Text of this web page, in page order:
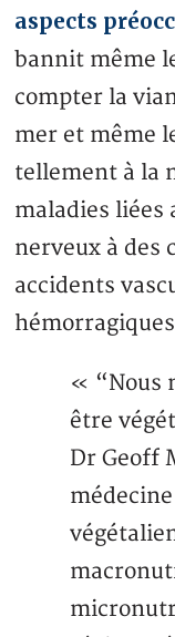
aspects
bannit même
compter la
mer et même
tellement à la
maladies liées
nerveux à des
accidents
« “Nous
être
Dr Geoff